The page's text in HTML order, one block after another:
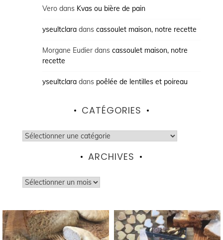
Verodans Kvas ou bière de pain
yseultclaradans cassoulet maison, notre recette
Morgane Eudierdans cassoulet maison, notre
recette
yseultclaradans poêlée de lentilles et poireau
CATÉGORIES
Catégories
ARCHIVES
Archives